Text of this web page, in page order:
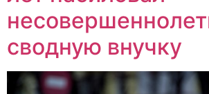
сводную внучку